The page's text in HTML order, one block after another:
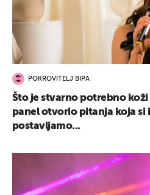
POKROVITELJ BIPA
Što je stvarno potrebno koži
panel otvorio pitanja koja si
postavljamo...